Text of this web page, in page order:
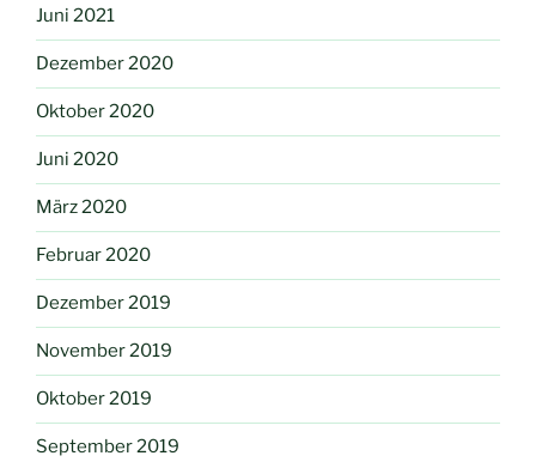
Juni 2021
Dezember 2020
Oktober 2020
Juni 2020
März 2020
Februar 2020
Dezember 2019
November 2019
Oktober 2019
September 2019